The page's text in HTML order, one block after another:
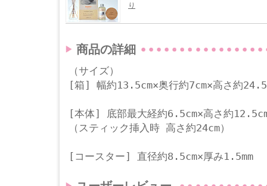
り
商品の詳細
（サイズ）
[箱] 幅約13.5cm×奥行約7cm×高さ約
[本体] 底部最大経約6.5cm×高さ約
（スティック挿入時 高さ約24cm）
[コースター] 直径約8.5cm×厚み1.5mm